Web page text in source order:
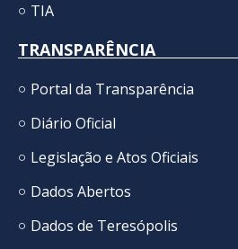
TIA
TRANSPARÊNCIA
Portal da Transparência
Diário Oficial
Legislação e Atos Oficiais
Dados Abertos
Dados de Teresópolis